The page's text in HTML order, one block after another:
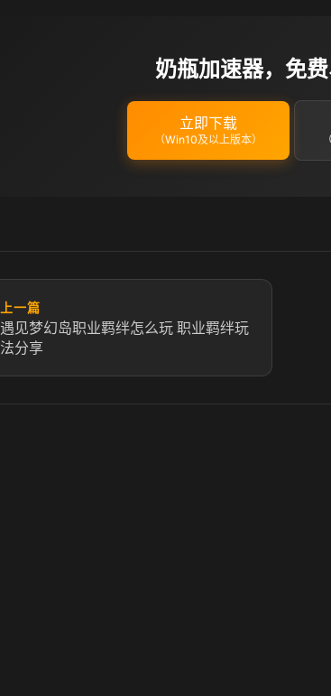
奶瓶加速器，免
立即下载
（Win10及以上版本）
上一篇
遇见梦幻岛职业羁绊怎么玩 职业羁绊玩
法分享